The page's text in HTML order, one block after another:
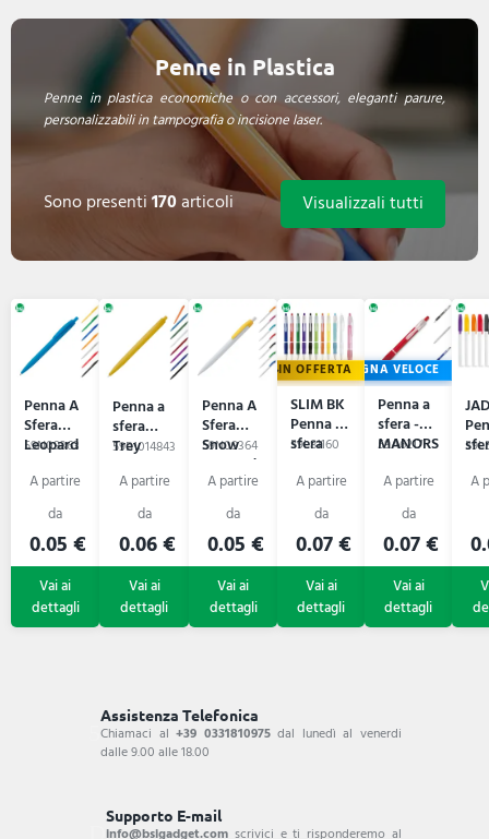
Penne in Plastica
Penne in plastica economiche o con accessori, eleganti parure,
personalizzabili in tampografia o incisione laser.
Sono presenti170articoli Visualizzali tutti
Penna A
Sfera
Leopard
59N09363
0.05 €
Penna a
sfera
Trey
59B1014843
0.06 €
Penna A
Sfera
Snow
Leopard
59N09364
0.05 €
IN OFFERTA
SLIM BK
Penna a
sfera
59L81160
0.07 €
CONSEGNA VELOCE
Penna a
sfera -
MANORS
59A6217
0.07 €
Assistenza Telefonica
Chiamaci al+39 0331810975dal lunedì al venerdi
dalle 9.00 alle 18.00
Supporto E-mail
info@bsigadget.com scrivici e ti risponderemo al